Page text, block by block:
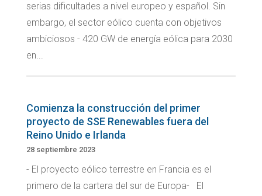
serias dificultades a nivel europeo y español. Sin
embargo, el sector eólico cuenta con objetivos
ambiciosos - 420 GW de energía eólica para 2030
en...
Comienza la construcción del primer
proyecto de SSE Renewables fuera del
Reino Unido e Irlanda
28 septiembre 2023
- El proyecto eólico terrestre en Francia es el
primero de la cartera del sur de Europa- El